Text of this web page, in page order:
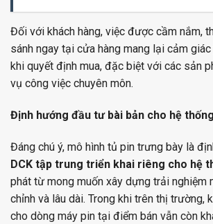
Đối với khách hàng, việc được cầm nắm,
sánh ngay tại cửa hàng mang lại cảm
khi quyết định mua, đặc biệt với các sản
vụ công việc chuyên môn.
Định hướng đầu tư bài bản cho hệ
Đáng chú ý, mô hình tủ pin trưng bày là
DCK tập trung triển khai riêng cho hệ
phát từ mong muốn xây dựng trải nghiệm
chỉnh và lâu dài. Trong khi trên thị trường,
cho dòng máy pin tại điểm bán vẫn còn